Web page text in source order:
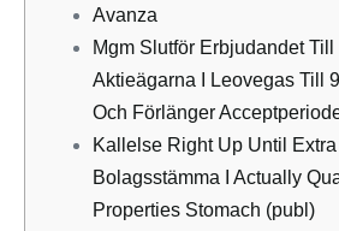
Avanza
Mgm Slutför Erbjudandet Till
Aktieägarna I Leovegas Till
Och Förlänger
Kallelse Right Up Until Extra
Bolagsstämma I Actually
Properties Stomach (publ)